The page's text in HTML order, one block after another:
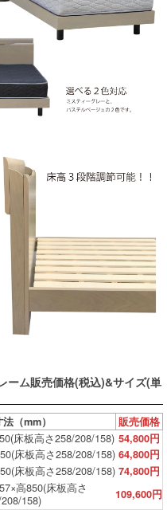
ーム販売価格(税込)&サイズ(単
（mm）
販売価格
床板高さ258/208/158) 54,800円
床板高さ258/208/158) 64,800円
床板高さ258/208/158) 74,800円
高850(床板高さ
158)
109,600円